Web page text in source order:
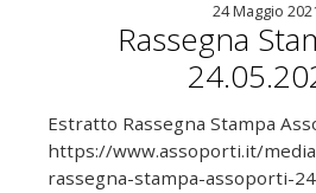
24 Maggio
Rassegna
Estratto Rassegna Stampa
https://www.assoporti.it/
rassegna-stampa-assoporti-